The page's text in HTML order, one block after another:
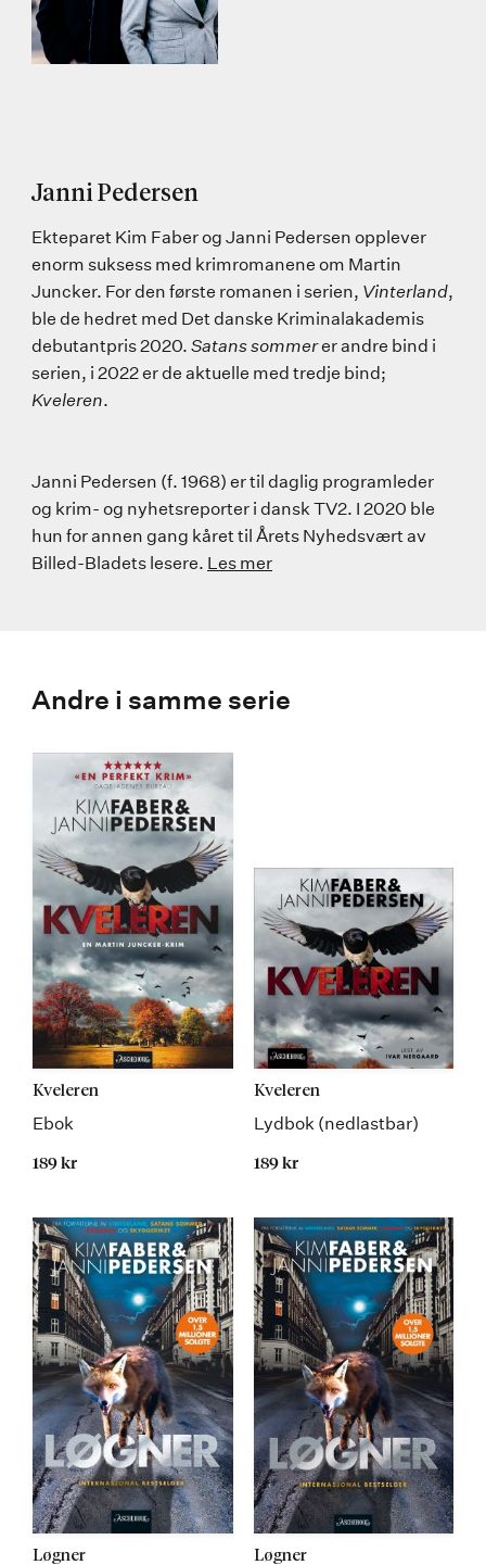
Janni Pedersen
Ekteparet Kim Faber og Janni Pedersen opplever
enorm suksess med krimromanene om Martin
Juncker. For den første romanen i serien, Vinterland,
ble de hedret med Det danske Kriminalakademis
debutantpris 2020. Satans sommerer andre bind i
serien, i 2022 er de aktuelle med tredje bind;
Kveleren.
Janni Pedersen (f. 1968) er til daglig programleder
og krim- og nyhetsreporter i dansk TV2. I 2020 ble
hun for annen gang kåret til Årets Nyhedsvært av
Billed-Bladets lesere. Les mer
Andre i samme serie
Kveleren
Ebok
189 kr
Kveleren
Lydbok (nedlastbar)
189 kr
Løgner Løgner